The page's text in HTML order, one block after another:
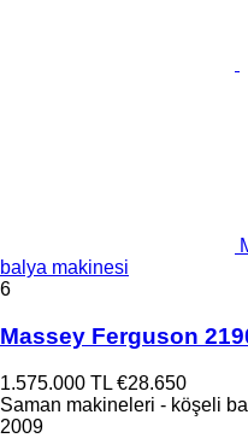
balya makinesi
6
Massey Ferguson
1.575.000 TL €28.650
Saman makineleri - köşeli
2009